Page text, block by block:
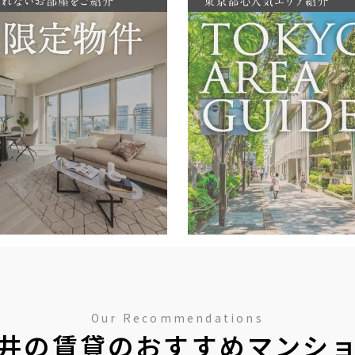
Our Recommendations
の賃貸のおすすめマンシ